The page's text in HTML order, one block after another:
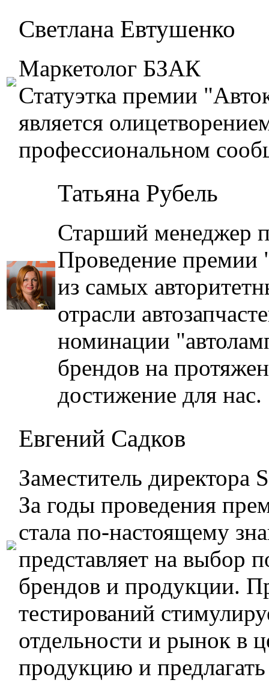
Светлана Евтушенко
Маркетолог БЗАК
Статуэтка премии
является
профессиональном
Татьяна Рубель
Старший менеджер
Проведение премии
из самых
отрасли
номинации
брендов на
достижение для нас.
Евгений Садков
Заместитель директора
За годы проведения
стала по-настоящему
представляет на выбор
брендов и продукции.
тестирований
отдельности и рынок в
продукцию и